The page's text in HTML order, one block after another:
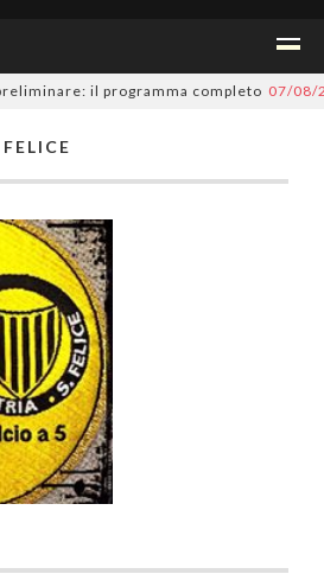
il programma completo 07/08/